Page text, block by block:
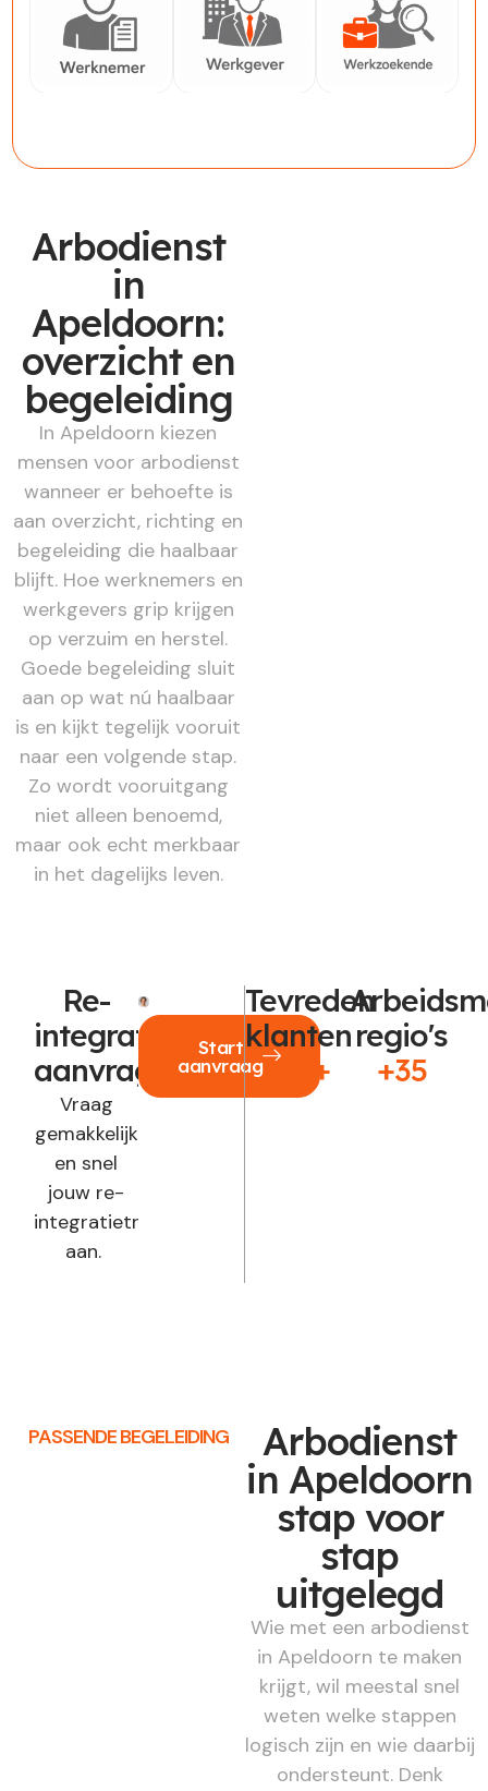
Arbodienst
in
Apeldoorn:
overzicht en
begeleiding
In Apeldoorn kiezen
mensen voor arbodienst
wanneer er behoefte is
aan overzicht, richting en
begeleiding die haalbaar
blijft. Hoe werknemers en
werkgevers grip krijgen
op verzuim en herstel.
Goede begeleiding sluit
aan op wat nú haalbaar
is en kijkt tegelijk vooruit
naar een volgende stap.
Zo wordt vooruitgang
niet alleen benoemd,
maar ook echt merkbaar
in het dagelijks leven.
Re-
integratie
aanvragen?
Vraag
gemakkelijk
en snel
jouw re-
integratietraject
aan.
Start
aanvraag
Tevreden
klanten
250+
regio's
+35
PASSENDE BEGELEIDING Arbodienst
in Apeldoorn
stap voor
stap
uitgelegd
Wie met een arbodienst
in Apeldoorn te maken
krijgt, wil meestal snel
weten welke stappen
logisch zijn en wie daarbij
ondersteunt. Denk